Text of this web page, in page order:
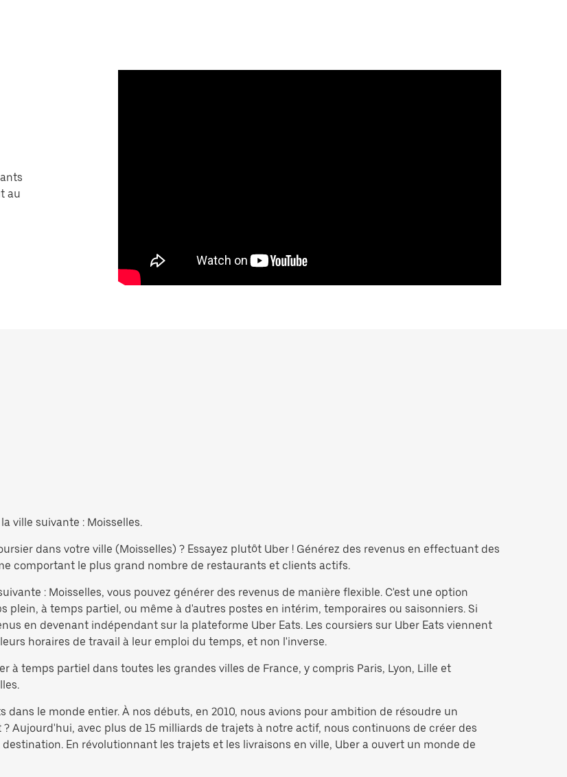
au
ville suivante : Moisselles.
dans votre ville (Moisselles) ? Essayez plutôt Uber ! Générez des revenus en effectuant des
comportant le plus grand nombre de restaurants et clients actifs.
: Moisselles, vous pouvez générer des revenus de manière flexible. C'est une option
à temps partiel, ou même à d'autres postes en intérim, temporaires ou saisonniers. Si
en devenant indépendant sur la plateforme Uber Eats. Les coursiers sur Uber Eats viennent
horaires de travail à leur emploi du temps, et non l'inverse.
à temps partiel dans toutes les grandes villes de France, y compris Paris, Lyon, Lille et
le monde entier. À nos débuts, en 2010, nous avions pour ambition de résoudre un
Aujourd'hui, avec plus de 15 milliards de trajets à notre actif, nous continuons de créer des
En révolutionnant les trajets et les livraisons en ville, Uber a ouvert un monde de